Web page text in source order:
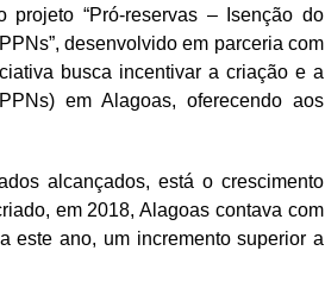
“Pró-reservas – Isenção do
desenvolvido em parceria com
busca incentivar a criação e a
em Alagoas, oferecendo aos
alcançados, está o crescimento
em 2018, Alagoas contava com
este ano, um incremento superior a